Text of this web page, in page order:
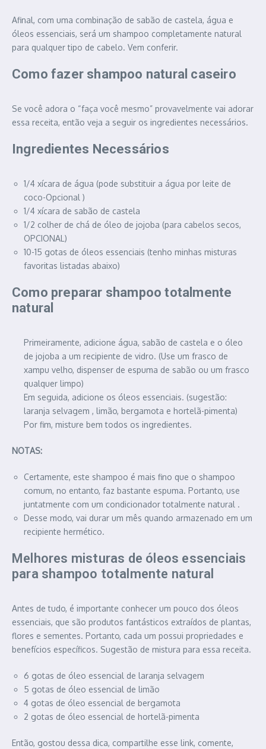
Afinal, com uma combinação de sabão de castela, água e
óleos essenciais, será um shampoo completamente natural
para qualquer tipo de cabelo. Vem conferir.
Como fazer shampoo natural caseiro
Se você adora o “faça você mesmo” provavelmente vai adorar
essa receita, então veja a seguir os ingredientes necessários.
Ingredientes Necessários
1/4 xícara de água (pode substituir a água por leite de
coco-Opcional )
1/4 xícara de sabão de castela
1/2 colher de chá de óleo de jojoba (para cabelos secos,
OPCIONAL)
10-15 gotas de óleos essenciais (tenho minhas misturas
favoritas listadas abaixo)
Como preparar shampoo totalmente
natural
Primeiramente, adicione água, sabão de castela e o óleo
de jojoba a um recipiente de vidro. (Use um frasco de
xampu velho, dispenser de espuma de sabão ou um frasco
qualquer limpo)
Em seguida, adicione os óleos essenciais. (sugestão:
laranja selvagem , limão, bergamota e hortelã-pimenta)
Por fim, misture bem todos os ingredientes.
NOTAS:
Certamente, este shampoo é mais fino que o shampoo
comum, no entanto, faz bastante espuma. Portanto, use
juntatmente com um condicionador totalmente natural .
Desse modo, vai durar um mês quando armazenado em um
recipiente hermético.
Melhores misturas de óleos essenciais
para shampoo totalmente natural
Antes de tudo, é importante conhecer um pouco dos óleos
essenciais, que são produtos fantásticos extraídos de plantas,
flores e sementes. Portanto, cada um possui propriedades e
benefícios específicos. Sugestão de mistura para essa receita.
6 gotas de óleo essencial de laranja selvagem
5 gotas de óleo essencial de limão
4 gotas de óleo essencial de bergamota
2 gotas de óleo essencial de hortelã-pimenta
Então, gostou dessa dica, compartilhe esse link, comente,